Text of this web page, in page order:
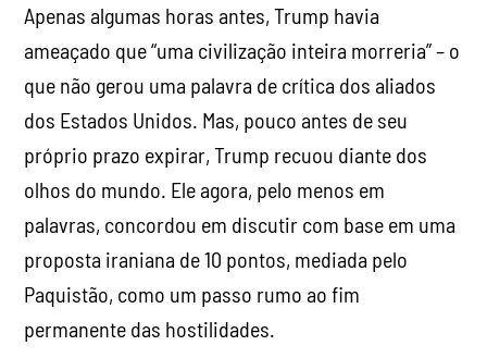
Apenas algumas horas antes, Trump havia
ameaçado que “uma civilização inteira morreria” – o
que não gerou uma palavra de crítica dos aliados
dos Estados Unidos. Mas, pouco antes de seu
próprio prazo expirar, Trump recuou diante dos
olhos do mundo. Ele agora, pelo menos em
palavras, concordou em discutir com base em uma
proposta iraniana de 10 pontos, mediada pelo
Paquistão, como um passo rumo ao fim
permanente das hostilidades.